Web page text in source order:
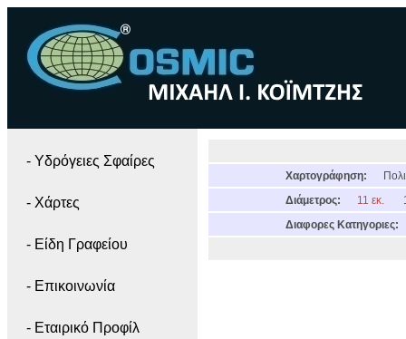
- Yδρόγειες Σφαίρες
- Χάρτες
- Είδη Γραφείου
- Επικοινωνία
- Εταιρικό Προφίλ
Χαρτογράφηση:
Διάμετρος:
11 εκ.
Διαφορες Κατηγοριες: